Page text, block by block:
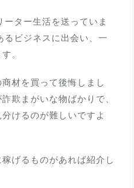
ター生活を送っていま
ビジネスに出会い、一
。
材を買って後悔しまし
欺まがいな物ばかりで、
けるのが難しいですよ
げるものがあれば紹介し